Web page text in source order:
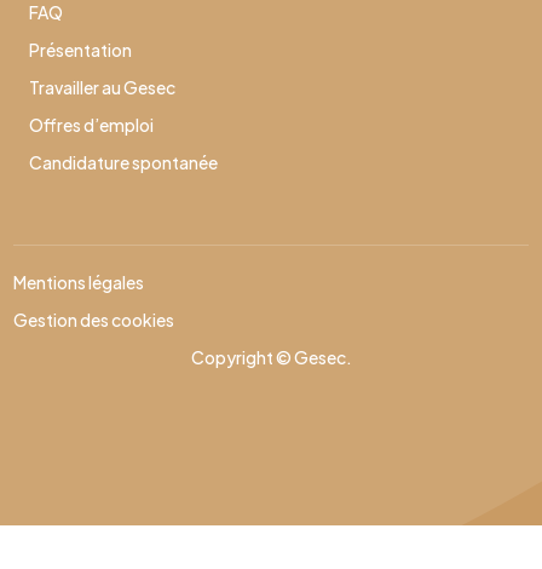
FAQ
Présentation
Travailler au Gesec
Offres d’emploi
Candidature spontanée
Copyright © Gesec.
Mentions légales
Gestion des cookies